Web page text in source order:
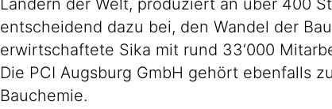
Ländern der Welt, produziert an über 400
entscheidend dazu bei, den Wandel der
erwirtschaftete Sika mit rund 33‘000
Die PCI Augsburg GmbH gehört ebenfalls
Bauchemie.